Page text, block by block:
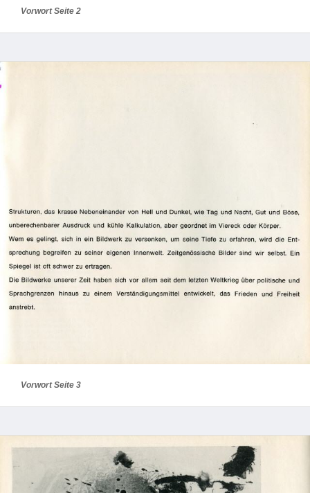
Vorwort Seite 2
Vorwort Seite 3